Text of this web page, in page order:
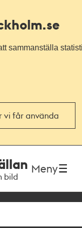
sammanställa
vi får använda
bild
Meny